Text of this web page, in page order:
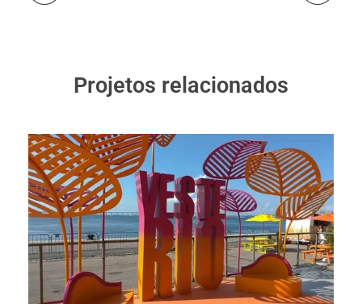
Projetos relacionados